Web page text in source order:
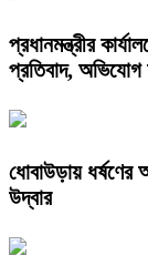
প্রধানমন্ত্রীর
প্রতিবাদ,
ধোবাউড়ায়
উদ্বার